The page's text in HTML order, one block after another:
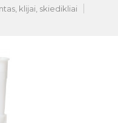
klijai, skiedikliai